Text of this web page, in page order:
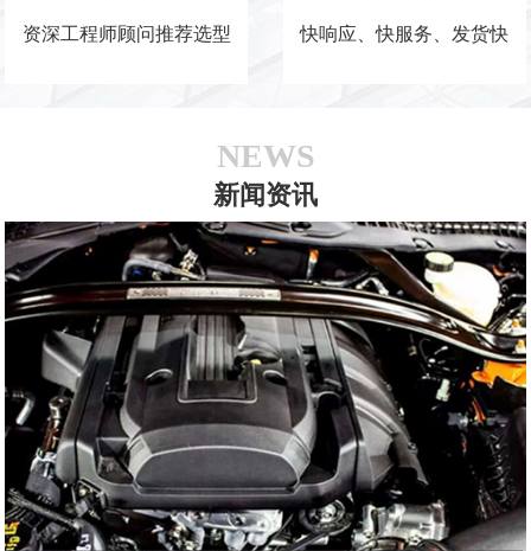
资深工程师顾问推荐选型 快响应、快服务、发货快
NEWS
新闻资讯